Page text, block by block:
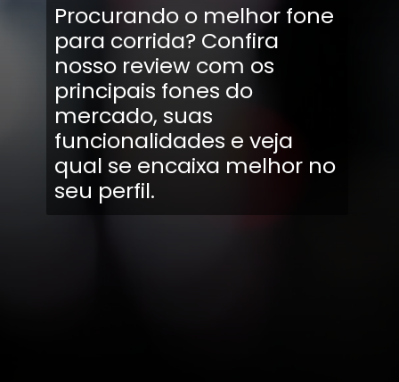
Procurando o melhor fone
para corrida? Confira
nosso review com os
principais fones do
mercado, suas
funcionalidades e veja
qual se encaixa melhor no
seu perfil.